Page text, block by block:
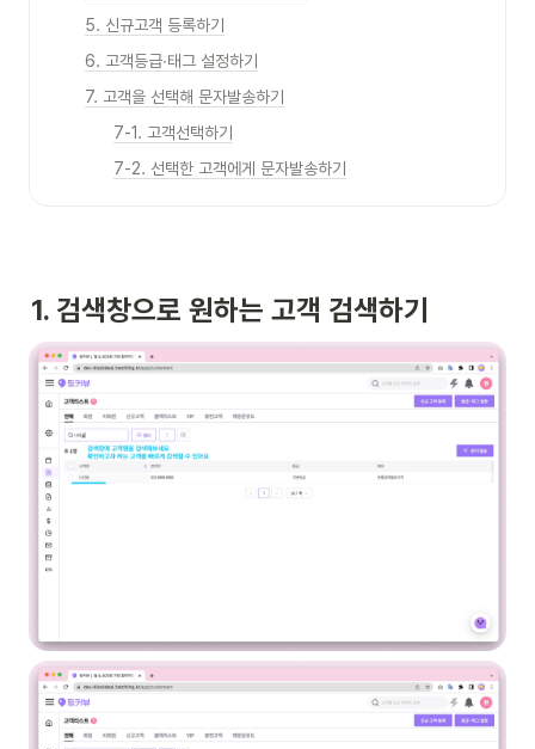
5. 신규고객 등록하기
6. 고객등급∙태그 설정하기
7. 고객을 선택해 문자발송하기
7-1. 고객선택하기
7-2. 선택한 고객에게 문자발송하기
1. 검색창으로 원하는 고객 검색하기